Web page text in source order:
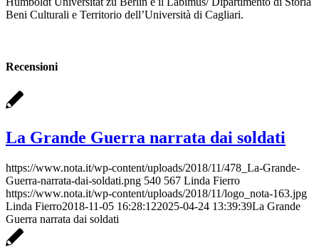
Beni Culturali e Territorio dell’Università di Cagliari.
Recensioni
La Grande Guerra narrata dai soldati
https://www.nota.it/wp-content/uploads/2018/11/478_La-Grande-
Guerra-narrata-dai-soldati.png 540 567 Linda Fierro
https://www.nota.it/wp-content/uploads/2018/11/logo_nota-163.jpg
Linda Fierro2018-11-05 16:28:122025-04-24 13:39:39La Grande
Guerra narrata dai soldati